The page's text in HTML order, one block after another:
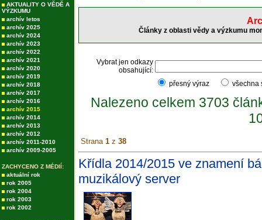
AKTUALITY O VĚDĚ A
VÝZKUMU
archív letos
archív 2025
archív 2024
archív 2023
archív 2022
archív 2021
archív 2020
archív 2019
archív 2018
archív 2017
archív 2016
archív 2015
archív 2014
archív 2013
archív 2012
archív 2011-2010
archív 2009-2005
ZACHYCENO Z MÉDIÍ:
aktuální rok
rok 2005
rok 2004
rok 2003
rok 2002
Články z oblasti vědy a výzkumu
Vybrat jen odkazy
obsahující:
přesný výraz
Nalezeno celkem 3703
Strana 1 z 38
Křídla 2014/2015 ve znamení
muzikálový server